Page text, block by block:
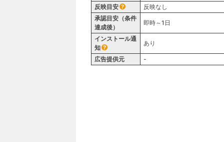
反映目安
反映なし
承認目安（条件
達成後）
即時～1日
インストール通
知
あり
広告提供元 -